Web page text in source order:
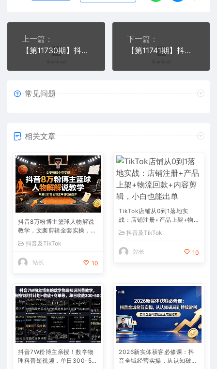
上一篇：
【第11730期】抖音同城流量引爆教程：实体门店如何运用短视频和直播提升销量
下一篇：
【第11741期】抖音无人直播，会说话的汤姆猫弹幕互动小游戏
常见问题
相关文章
抖音8万粉博主篮球人物解说
教学，文案剪辑全套实操，玩
抖音及TikTok
站长 10
TikTok店铺从0到1落地实
战：店铺注册+产品上架+物
流回款+内容剪辑，小白也能
出单
抖音及TikTok
站长 10
抖音7W粉博主亲授！数学物
理科普短视频，单日300-50
2026新实体获客必修课：抖
音全域经营实操，从认知破局